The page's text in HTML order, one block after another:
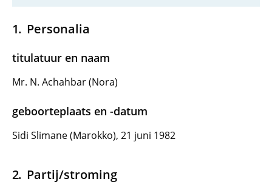
Personalia
titulatuur en naam
Mr. N. Achahbar (Nora)
geboorteplaats en -datum
Sidi Slimane (Marokko), 21 juni 1982
Partij/stroming